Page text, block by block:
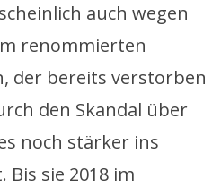
auch wegen
renommierten
der bereits verstorben
den Skandal über
noch stärker ins
Bis sie 2018 im